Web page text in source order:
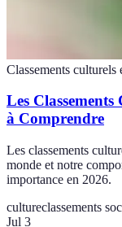
Classements culturels
Les
à Comprendre
Les classements
monde et notre
importance en 2026.
cultureclassements
Jul 3